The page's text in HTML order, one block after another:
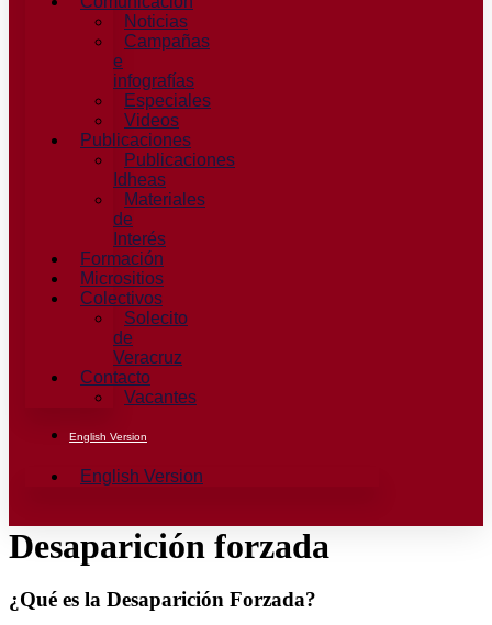
Noticias
Campañas
e
infografías
Especiales
Videos
Publicaciones
Publicaciones
Idheas
Materiales
de
Interés
Formación
Micrositios
Colectivos
Solecito
de
Veracruz
Contacto
Vacantes
English Version
English Version
Desaparición forzada
¿Qué es la Desaparición Forzada?